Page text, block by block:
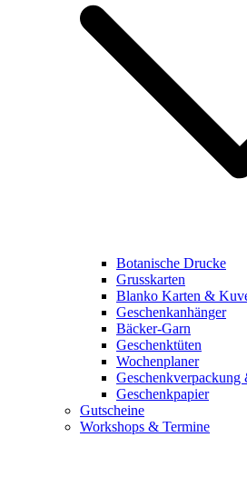
Botanische Drucke
Grusskarten
Blanko Karten &
Geschenkanhänger
Bäcker-Garn
Geschenktüten
Wochenplaner
Geschenkverpackung
Geschenkpapier
Gutscheine
Workshops & Termine